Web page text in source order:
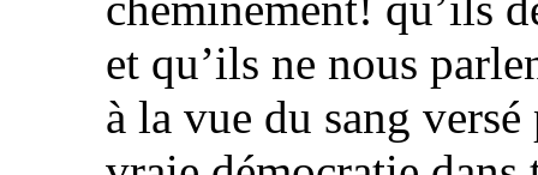
et qu’ils ne nous
à la vue du sang